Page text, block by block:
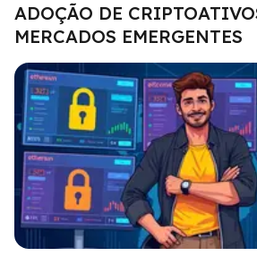
ADOÇÃO DE
MERCADOS EMERGENTES